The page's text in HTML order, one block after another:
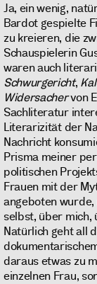
Ja, ein wenig,
Bardot gespielte
zu kreieren, die
Schauspielerin
waren auch
Schwurgericht,
Widersachervon
Sachliteratur
Literarizität der
Nachricht
Prisma meiner
politischen
Frauen mit der
angeboten
selbst, über
Natürlich geht all
daraus etwas zu
einzelnen Frau,